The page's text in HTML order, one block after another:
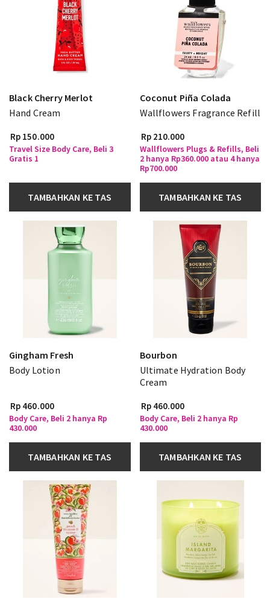
Black Cherry Merlot
Hand Cream
Rp 150.000
Travel Size Body Care, Beli 3
Gratis 1
TAMBAHKAN KE TAS
Coconut Piña Colada
Wallflowers Fragrance Refill
Rp 210.000
Wallflowers Plugs & Refills, Beli
2 hanya Rp360.000 atau 4 hanya
Rp700.000
TAMBAHKAN KE TAS
Gingham Fresh
Body Lotion
Rp 460.000
Body Care, Beli 2 hanya Rp
430.000
TAMBAHKAN KE TAS
Bourbon
Ultimate Hydration Body
Cream
Rp 460.000
Body Care, Beli 2 hanya Rp
430.000
TAMBAHKAN KE TAS